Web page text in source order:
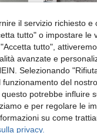
& Shorts senza maglietta
12.01€
il servizio richiesto e
tutto" o impostare le
tutto",
avanzate e
Selezionando
del
potrebbe influire
e per regolare le
su come
privacy.